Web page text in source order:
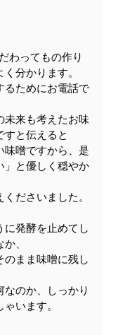
わってもの作り
分かります。
るためにお電話で
未来も考えたお味
すと伝えると
味噌ですから、是
」と優しく穏やか
ださいました。
に発酵を止めてし
、
のまま味噌に残し
なのか、しっかり
います。